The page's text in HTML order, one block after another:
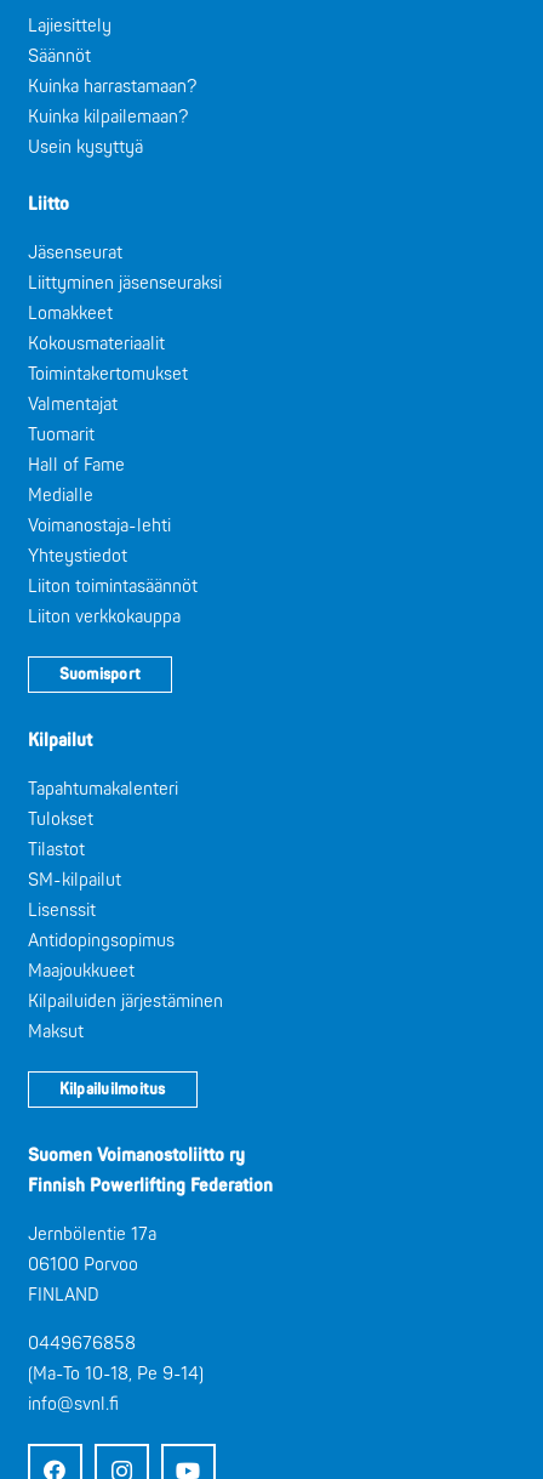
Lajiesittely
Säännöt
Kuinka harrastamaan?
Kuinka kilpailemaan?
Usein kysyttyä
Liitto
Jäsenseurat
Liittyminen jäsenseuraksi
Lomakkeet
Kokousmateriaalit
Toimintakertomukset
Valmentajat
Tuomarit
Hall of Fame
Medialle
Voimanostaja-lehti
Yhteystiedot
Liiton toimintasäännöt
Liiton verkkokauppa
Suomisport
Kilpailut
Tapahtumakalenteri
Tulokset
Tilastot
SM-kilpailut
Lisenssit
Antidopingsopimus
Maajoukkueet
Kilpailuiden järjestäminen
Maksut
Kilpailuilmoitus
Suomen Voimanostoliitto ry
Finnish Powerlifting Federation
Jernbölentie 17a
06100 Porvoo
FINLAND
0449676858
(Ma-To 10-18, Pe 9-14)
info@svnl.fi